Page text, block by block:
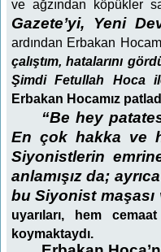
ve ağzından köpükler
Gazete’yi, Yeni
ardından Erbakan
çalıştım, hatalarını
Şimdi Fetullah Hoca
Erbakan Hocamız
“Be hey
En çok hakka ve
Siyonistlerin
anlamışız da;
bu Siyonist maşası
uyarıları, hem
koymaktaydı.